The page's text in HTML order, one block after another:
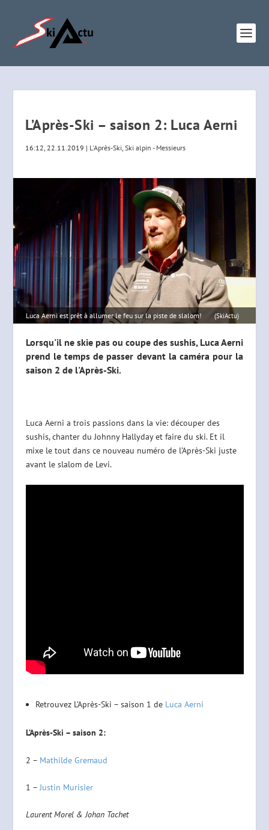
L’Après-Ski – saison 2: Luca Aerni
16:12, 22.11.2019 | L'Après-Ski,Ski alpin - Messieurs
Luca Aerni est prêt à allumer le feu sur la piste de slalom! (SkiActu)
Lorsqu'il ne skie pas ou coupe des sushis, Luca Aerni
prend le temps de passer devant la caméra pour la
saison 2 de l'Après-Ski.
Luca Aerni a trois passions dans la vie: découper des
sushis, chanter du Johnny Hallyday et faire du ski. Et il
mixe le tout dans ce nouveau numéro de l’Après-Ski juste
avant le slalom de Levi.
Retrouvez L’Après-Ski – saison 1 de Luca Aerni
L’Après-Ski – saison 2:
2 – Mathilde Gremaud
1 –Justin Murisier
Laurent Morel & Johan Tachet